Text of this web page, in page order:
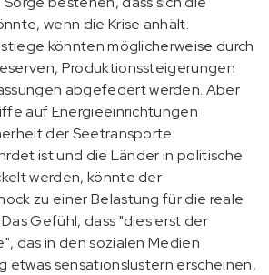
wenn die Krise anhält.
könnten möglicherweise durch
Produktionssteigerungen
abgefedert werden. Aber
auf Energieeinrichtungen
der Seetransporte
ist und die Länder in politische
werden, könnte der
zu einer Belastung für die reale
Gefühl, dass "dies erst der
das in den sozialen Medien
etwas sensationslüstern erscheinen,